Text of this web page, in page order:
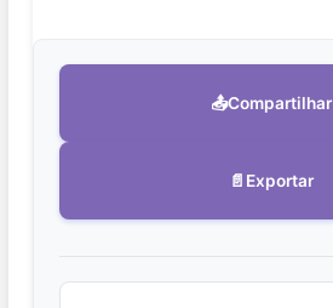
📤Compartilhar
📄 Exportar